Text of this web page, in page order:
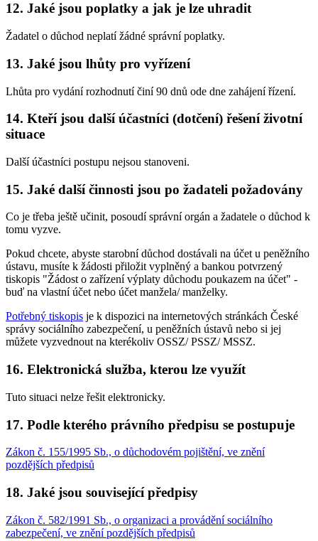
12. Jaké jsou poplatky a jak je lze uhradit
Žadatel o důchod neplatí žádné správní poplatky.
13. Jaké jsou lhůty pro vyřízení
Lhůta pro vydání rozhodnutí činí 90 dnů ode dne zahájení řízení.
14. Kteří jsou další účastníci (dotčení) řešení životní
situace
Další účastníci postupu nejsou stanoveni.
15. Jaké další činnosti jsou po žadateli požadovány
Co je třeba ještě učinit, posoudí správní orgán a žadatele o důchod k
tomu vyzve.
Pokud chcete, abyste starobní důchod dostávali na účet u peněžního
ústavu, musíte k žádosti přiložit vyplněný a bankou potvrzený
tiskopis "Žádost o zařízení výplaty důchodu poukazem na účet" -
buď na vlastní účet nebo účet manžela/ manželky.
Potřebný tiskopis je k dispozici na internetových stránkách České
správy sociálního zabezpečení, u peněžních ústavů nebo si jej
můžete vyzvednout na kterékoliv OSSZ/ PSSZ/ MSSZ.
16. Elektronická služba, kterou lze využít
Tuto situaci nelze řešit elektronicky.
17. Podle kterého právního předpisu se postupuje
Zákon č. 155/1995 Sb., o důchodovém pojištění, ve znění
pozdějších předpisů
18. Jaké jsou související předpisy
Zákon č. 582/1991 Sb., o organizaci a provádění sociálního
zabezpečení, ve znění pozdějších předpisů